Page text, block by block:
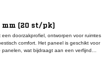
mm (20 st/pk)
doorzakprofiel, ontworpen voor ruimtes
comfort. Het paneel is geschikt voor
wat bijdraagt aan een verfijnd